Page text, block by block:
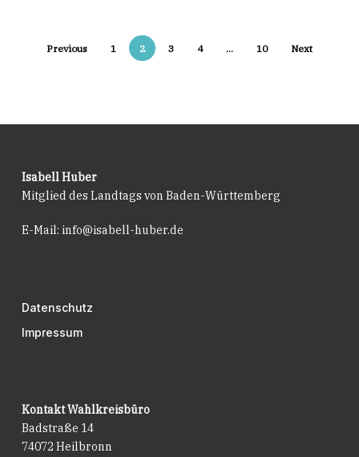
Previous 1 2 3 4 … 10 Next
Isabell Huber
Mitglied des Landtags von Baden-Württemberg
E-Mail: info@isabell-huber.de
Datenschutz
Impressum
Kontakt Wahlkreisbüro
Badstraße 14
74072 Heilbronn